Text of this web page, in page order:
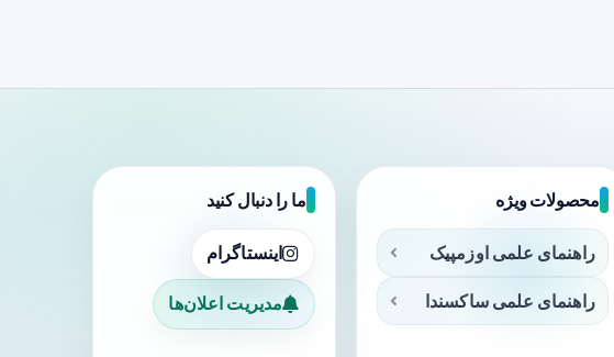
محصولات ویژه
راهنمای علمی اوزمپیک
راهنمای علمی ساکسندا
ما را دنبال کنید
اینستاگرام
مدیریت اعلان‌ها